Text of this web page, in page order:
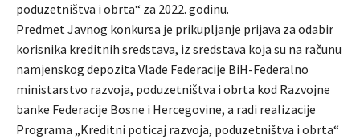
poduzetništva i obrta“ za 2022. godinu.
Predmet Javnog konkursa je prikupljanje prijava za odabir
korisnika kreditnih sredstava, iz sredstava koja su na računu
namjenskog depozita Vlade Federacije BiH-Federalno
ministarstvo razvoja, poduzetništva i obrta kod Razvojne
banke Federacije Bosne i Hercegovine, a radi realizacije
Programa „Kreditni poticaj razvoja, poduzetništva i obrta“